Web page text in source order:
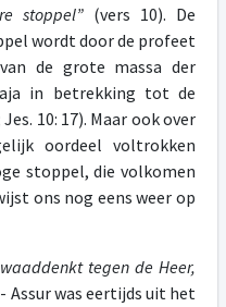
stoppel” (vers 10). De
wordt door de profeet
de grote massa der
in betrekking tot de
10: 17). Maar ook over
oordeel voltrokken
stoppel, die volkomen
ons nog eens weer op
denkt tegen de Heer,
Assur was eertijds uit het